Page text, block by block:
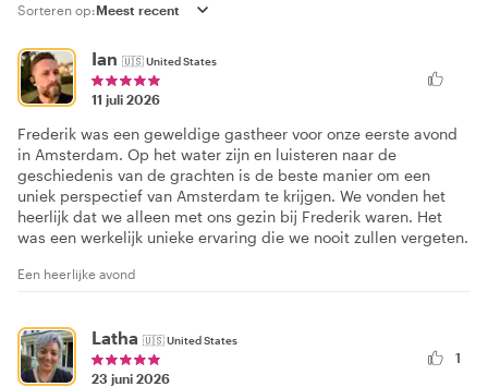
Sorteren op:
Ian 🇺🇸United States
11 juli 2026
Frederik was een geweldige gastheer voor onze eerste avond
in Amsterdam. Op het water zijn en luisteren naar de
geschiedenis van de grachten is de beste manier om een
uniek perspectief van Amsterdam te krijgen. We vonden het
heerlijk dat we alleen met ons gezin bij Frederik waren. Het
was een werkelijk unieke ervaring die we nooit zullen vergeten.
Een heerlijke avond
Latha 🇺🇸United States
23 juni 2026
1